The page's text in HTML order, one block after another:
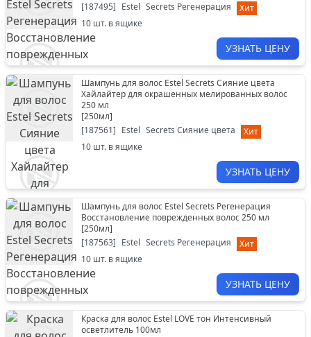
[187495] Estel Secrets Регенерация
Хит
10 шт. в ящике
УЗНАТЬ ЦЕНУ
Шампунь для волос Estel Secrets Сияние цвета
Хайлайтер для окрашенных мелированных волос
250 мл
[250мл]
[187561] Estel Secrets Сияние цвета
Хит
10 шт. в ящике
УЗНАТЬ ЦЕНУ
Шампунь для волос Estel Secrets Регенерация
Восстановление поврежденных волос 250 мл
[250мл]
[187563] Estel Secrets Регенерация
Хит
10 шт. в ящике
УЗНАТЬ ЦЕНУ
Краска для волос Estel LOVE тон Интенсивный
осветлитель 100мл